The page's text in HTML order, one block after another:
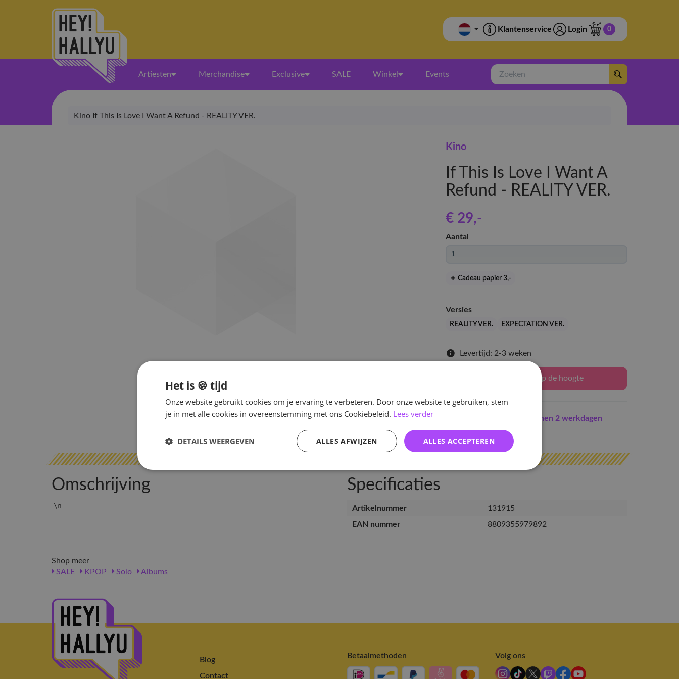
Klantenservice Login 0
Artiesten Merchandise Exclusive SALE Winkel Events
Zoeken
Kino If This Is Love I Want A Refund - REALITY VER.
Kino
If This Is Love I Want A
Refund - REALITY VER.
€ 29,-
Aantal
Cadeau papier 3,-
Versies
REALITY VER. EXPECTATION VER.
Levertijd: 2-3 weken
Houd mij op de hoogte
binnen 2 werkdagen
verzonden
Omschrijving
\n
Specificaties
Artikelnummer
131915
EAN nummer
8809355979892
Shop meer
SALE
KPOP Solo Albums
Blog
Contact
Betaalmethoden Volg ons
Het is 🍪 tijd
Onze website gebruikt cookies om je ervaring te verbeteren. Door onze website te gebruiken, stem
je in met alle cookies in overeenstemming met ons Cookiebeleid. Lees verder
ALLES ACCEPTEREN
ALLES AFWIJZEN
DETAILS WEERGEVEN